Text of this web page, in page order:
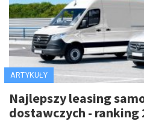
ARTYKUŁY
Najlepszy leasing
dostawczych - ranking